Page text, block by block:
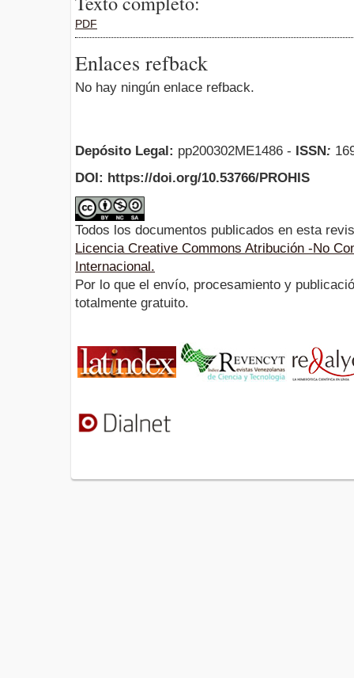
PDF
Enlaces refback
No hay ningún enlace refback.
Depósito Legal: pp200302ME1486 - ISSN:
DOI: https://doi.org/10.53766/PROHIS
Todos los documentos publicados en esta
Licencia Creative Commons Atribución -No
Internacional.
Por lo que el envío, procesamiento y
totalmente gratuito.